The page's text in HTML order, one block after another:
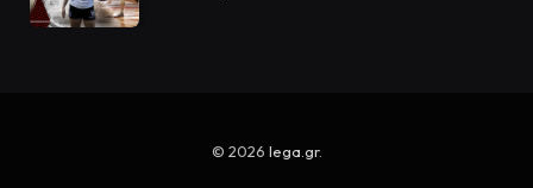
© 2026 lega.gr.